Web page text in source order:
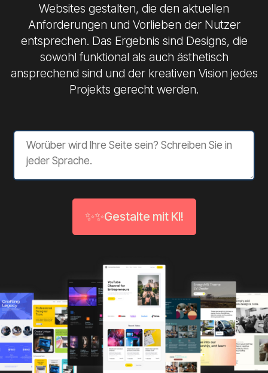
Websites gestalten, die den aktuellen
Anforderungen und Vorlieben der Nutzer
entsprechen. Das Ergebnis sind Designs, die
sowohl funktional als auch ästhetisch
ansprechend sind und der kreativen Vision jedes
Projekts gerecht werden.
✨✨Gestalte mit KI!